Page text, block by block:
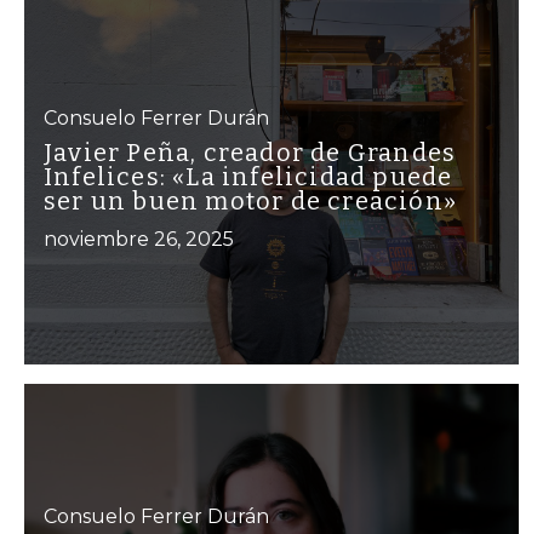
Consuelo Ferrer Durán
Javier Peña, creador de Grandes
Infelices: «La infelicidad puede
ser un buen motor de creación»
noviembre 26, 2025
Consuelo Ferrer Durán